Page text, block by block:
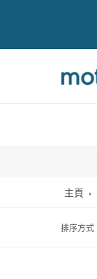
容
主頁
排序方式